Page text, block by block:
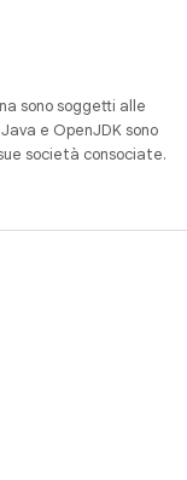
sono soggetti alle
Java e OpenJDK sono
società consociate.